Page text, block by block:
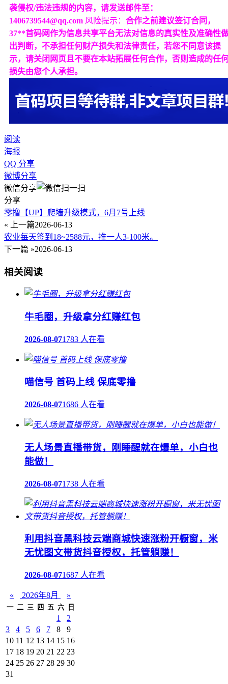
袭侵权/违法违规的内容，请发送邮件至：
1406739544@qq.com 风险提示： 合作之前建议签订合同，
37**首码网作为信息共享平台无法对信息的真实性及准确性
出判断，不承担任何财产损失和法律责任，若您不同意该提
示，请关闭网页且不要在本站拓展任何合作，否则造成的任
损失由您个人承担。
阅读
海报
QQ 分享
微博分享
微信分享
分享
零撸【UP】爬墙升级模式，6月7号上线
« 上一篇2026-06-13
农业每天签到18~2588元，推一人3-100米。
下一篇 »2026-06-13
相关阅读
牛毛圈，升级拿分红赚红包
2026-08-071783 人在看
喵信号 首码上线 保底零撸
2026-08-071686 人在看
无人场景直播带货，刚睡醒就在爆单，小白也
能做！
2026-08-071738 人在看
利用抖音黑科技云端商城快速涨粉开橱窗，米
无忧图文带货抖音授权，托管躺赚！
2026-08-071687 人在看
« 2026年8月 »
一 二 三 四 五 六 日
1
2
3
4 5 6 7 8
9
10 11 12 13 14 15 16
17 18 19 20 21 22 23
24 25 26 27 28 29 30
31